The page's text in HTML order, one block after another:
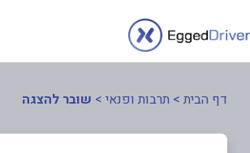
דף הבית > תרבות ופנאי > שובר להצגה